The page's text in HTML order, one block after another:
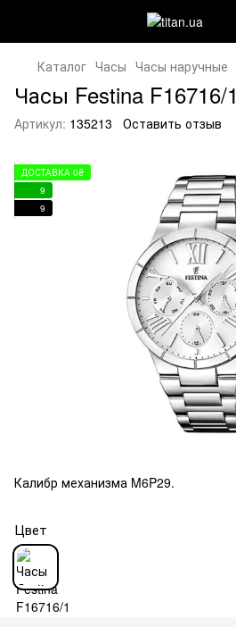
Каталог Часы Часы наручные
Часы Festina F16716/1
Артикул: 135213 Оставить отзыв
ДОСТАВКА 0₴
9
9
Калибр механизма M6P29.
Цвет